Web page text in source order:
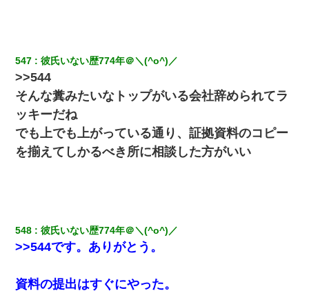
【画像】女の子「お母さん！！私ようやくファッションモデルに
選ばれたの！絶対見に来てね！」→悲しい結果がこれ・・・
全く親しくないママ友Aから突然「飲み会しよう」と誘われたがお
断りした。後日Aの企みを知ってゾッとするやら腹立つやら！
昨日37歳のおばさんと行為したんだけどめちゃくちゃだった
旦那の元嫁「離婚したとはいえ、私が本来の妻。許可なく結婚す
るなんてどういう神経してるの？離婚届を記入して持って来い」
547 彼氏いない歴774年＠＼(^o^)／
>>544
そんな糞みたいなトップがいる会社辞められてラ
ッキーだね
でも上でも上がっている通り、証拠資料のコピー
を揃えてしかるべき所に相談した方がいい
548 彼氏いない歴774年＠＼(^o^)／
>>544です。ありがとう。
資料の提出はすぐにやった。